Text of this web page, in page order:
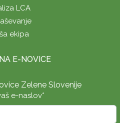
LCA
ekipa
E-NOVICE
Zelene Slovenije
e-naslov*